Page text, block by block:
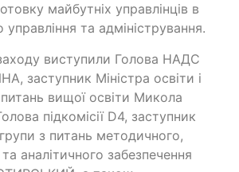
майбутніх управлінців в
управління та адміністрування.
виступили Голова НАДС
заступник Міністра освіти і
вищої освіти Микола
підкомісії D4, заступник
з питань методичного,
та аналітичного забезпечення